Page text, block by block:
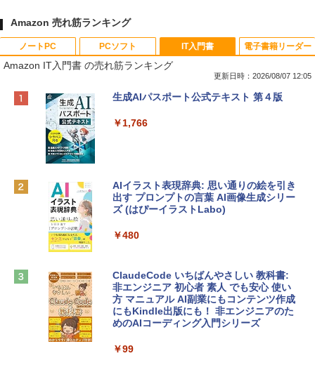
Amazon 売れ筋ランキング
ノートPC
Apple 2026 MacBook Neo A18 Proチッ
e Intelligence、Liquid Retinaディスプ
￥162,598
tomtoc 360°保護 15.6 16インチ パソコ
￥2,952
Apple 2026 MacBook Air M5チップ搭載
igence、13.6インチLiquid Retinaディ
PCソフト
Robloxギフトカード - 800 Robux 【限
インゲームコード】 ロブロックス | オン
Microsoft Office Home & Business 202
4(最新 永続版)|オンラインコード版|Wind
Robloxギフトカード - 2,000 Robux 【限
定バーチャルアイテムを含む】 【オンラ
インゲームコード】 ロブロックス | オン
ラインコード版
￥3,200
IT入門書
Amazon IT入門書 の売れ筋ランキング
更新日時：2026/08/07 12:05
生成AIパスポート公式テキスト 第４版
￥1,766
AIイラスト表現辞典: 思い通りの絵を引き
出す プロンプトの言葉 AI画像生成シリー
ズ (はぴーイラストLabo)
￥480
ClaudeCode いちばんやさしい 教科書:
非エンジニア 初心者 素人 でも安心 使い
方 マニュアル AI副業にもコンテンツ作成
にもKindle出版にも！ 非エンジニアのた
めのAIコーディング入門シリーズ
￥99
電子書籍リーダー